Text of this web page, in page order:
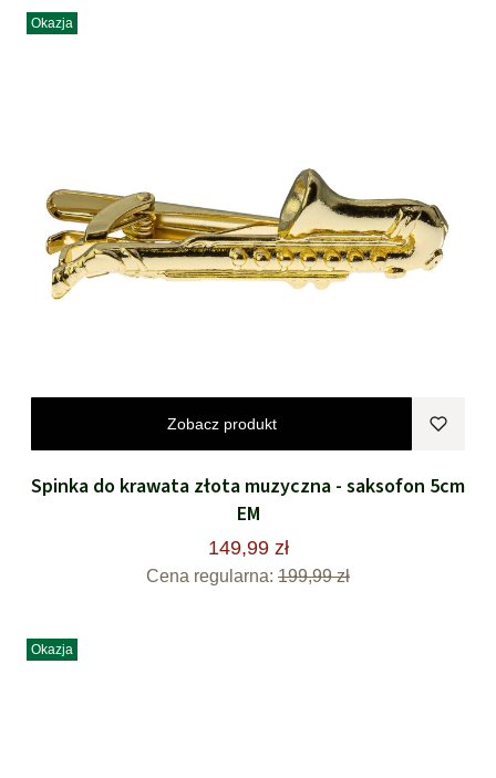
Okazja
Zobacz produkt
Spinka do krawata złota muzyczna - saksofon 5cm
EM
149,99 zł
Cena regularna: 199,99 zł
Okazja